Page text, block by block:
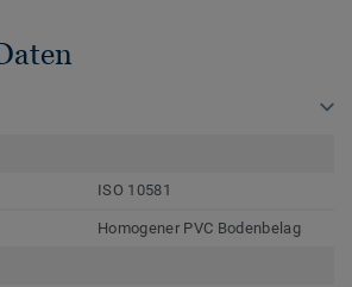
ISO 10581
Homogener PVC Bodenbelag